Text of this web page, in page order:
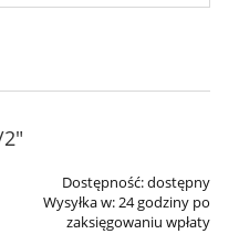
Dostępność:dostępny
Wysyłka w:24 godziny po
zaksięgowaniu wpłaty